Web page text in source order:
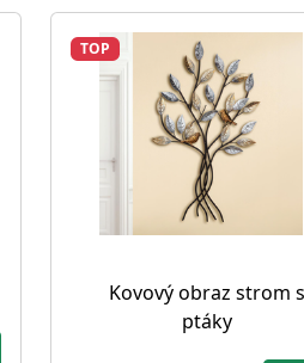
TOP
Kovový obraz strom s
ptáky